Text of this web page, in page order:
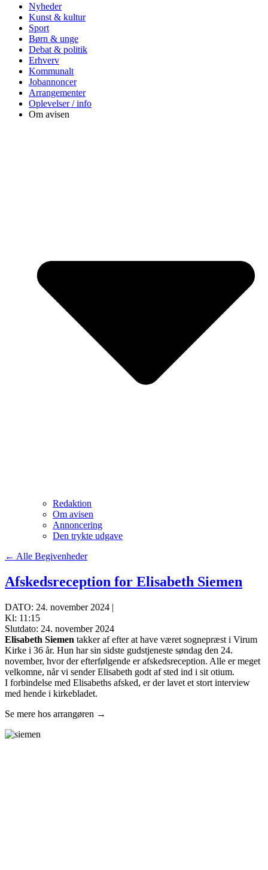
Nyheder
Kunst & kultur
Sport
Børn & unge
Debat & politik
Erhverv
Kommunalt
Jobannoncer
Arrangementer
Oplevelser / info
Om avisen
Redaktion
Om avisen
Annoncering
Den trykte udgave
← Alle Begivenheder
Afskedsreception for Elisabeth Siemen
DATO: 24. november 2024 |
Kl: 11:15
Slutdato: 24. november 2024
Elisabeth Siemen takker af efter at have været sognepræst i Virum
Kirke i 36 år. Hun har sin sidste gudstjeneste søndag den 24.
november, hvor der efterfølgende er afskedsreception. Alle er meget
velkomne, når vi sender Elisabeth godt af sted ind i sit otium.
I forbindelse med Elisabeths afsked, er der lavet et stort interview
med hende i kirkebladet.
Se mere hos arrangøren →